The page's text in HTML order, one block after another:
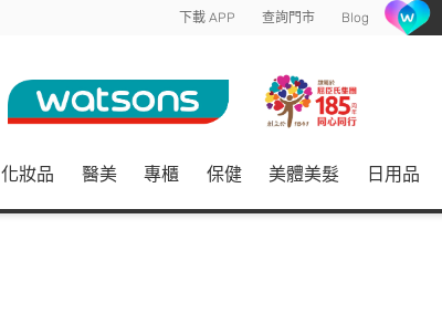
下載 APP 查詢門市 Blog
化妝品 醫美 專櫃 保健 美體美髮 日用品